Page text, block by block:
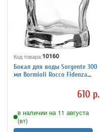
Код товара:10160
Бокал для воды Sorgente 300
мл Bormioli Rocco Fidenza
610 р.
в наличии на 11 августа
(вт)